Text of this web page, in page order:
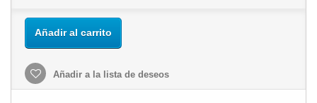
Añadir al carrito
Añadir a la lista de deseos